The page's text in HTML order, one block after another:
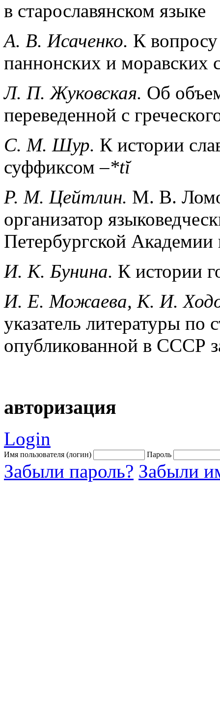
в старославянском языке
А. В. Исаченко. К
паннонских и моравских
Л. П. Жуковская. Об
переведенной с
С. М. Шур. К истории
суффиксом –*tĭ
Р. М. Цейтлин. М. В.
организатор
Петербургской Академии
И. К. Бунина. К истории
И. Е. Можаева, К. И.
указатель литературы по
опубликованной в СССР
авторизация
Login
Имя пользователя (логин) Пароль
Забыли пароль? Забыли